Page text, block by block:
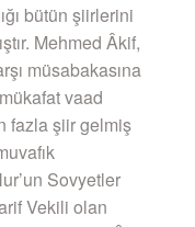
bütün şiirlerini
Mehmed Âkif,
müsabakasına
vaad
fazla şiir gelmiş
Sovyetler
Vekili olan